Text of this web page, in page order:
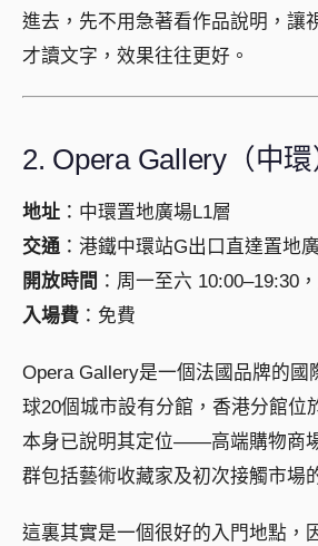
進去，先不用急著看作品說明，讓
才讀文字，效果往往更好。
2. Opera Gallery（中環
地址 ：中環置地廣場L1層
交通 ：港鐵中環站G出口直達置地
開放時間 ：周一至六 10:00–19:30
入場費 ：免費
Opera Gallery是一個法國品牌的國
球20個城市設有分館，香港分館位
本身已說明其定位——高端購物商
群包括藝術收藏家及初次接觸市場
這裏其實是一個很好的入門地點，